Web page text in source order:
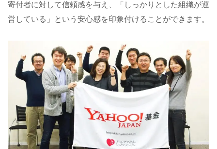
寄付者に対して信頼感を与え、「しっかりとした組織が運
営している」という安心感を印象付けることができます。